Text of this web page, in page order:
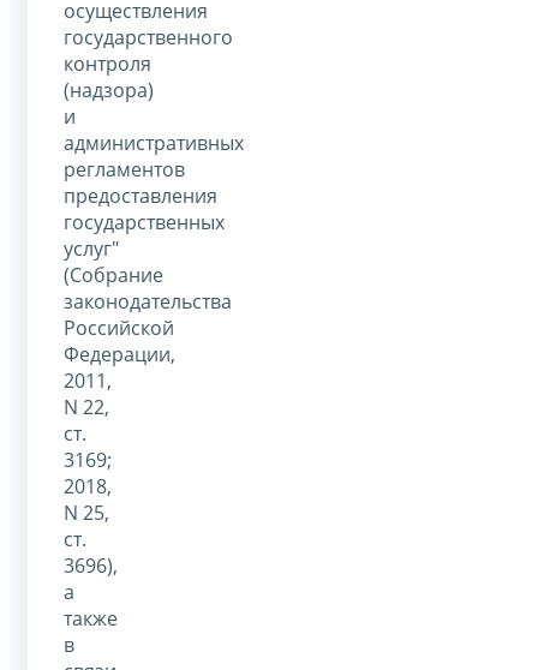
осуществления
государственного
контроля
(надзора)
и
административных
регламентов
предоставления
государственных
услуг"
(Собрание
законодательства
Российской
Федерации,
2011,
N 22,
ст.
3169;
2018,
N 25,
ст.
3696),
а
также
в